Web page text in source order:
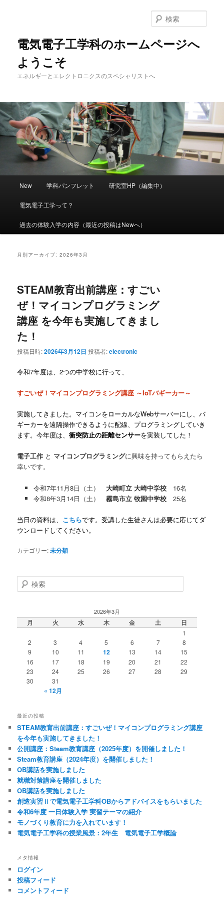
移
動
動
電気電子工学科のホームページへ
ようこそ
エネルギーとエレクトロニクスのスペシャリストへ
索
ュ
New 学科パンフレット 研究室HP（編集中）
電気電子工学って？
過去の体験入学の内容（最近の投稿はNewへ）
月別アーカイブ:2026年3月
STEAM教育出前講座：すごい
ぜ！マイコンプログラミング
講座 を今年も実施してきまし
た！
投稿日時:2026年3月12日 投稿者:electronic
令和7年度は、2つの中学校に行って、
すごいぜ！マイコンプログラミング講座 ～IoTバギーカー～
実施してきました。マイコンをローカルなWebサーバーにし、バ
ギーカーを遠隔操作できるように配線、プログラミングしていき
ます。今年度は、衝突防止の距離センサーを実装してした！
電子工作 と マイコンプログラミングに興味を持ってもらえたら
幸いです。
令和7年11月8日（土） 大崎町立 大崎中学校16名
令和8年3月14日（土） 霧島市立 牧園中学校25名
当日の資料は、 こちらです。受講した生徒さんは必要に応じてダ
ウンロードしてください。
カテゴリー:未分類
検
索
2026年3月
月 火 水 木 金 土 日
1
2
3 4 5 6 7
8
9
10 11 12 13 14
15
16
17 18 19 20 21
22
23
24 25 26 27 28
29
30
31
« 12月
最近の投稿
STEAM教育出前講座：すごいぜ！マイコンプログラミング講座
を今年も実施してきました！
公開講座：Steam教育講座（2025年度）を開催しました！
Steam教育講座（2024年度）を開催しました！
OB講話を実施しました
就職対策講座を開催しました
OB講話を実施しました
創造実習Ⅱで電気電子工学科OBからアドバイスをもらいました
令和6年度 一日体験入学 実習テーマの紹介
モノづくり教育に力を入れています！
電気電子工学科の授業風景：2年生 電気電子工学概論
メタ情報
ログイン
投稿フィード
コメントフィード